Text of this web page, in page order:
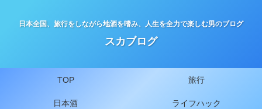
日本全国、旅行をしながら地酒を嗜み、人生を全力で楽しむ男のブログ
スカブログ
TOP 旅行
日本酒 ライフハック